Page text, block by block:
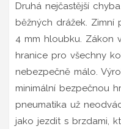
Druhá nejčastější
běžných drážek. Zimní
4 mm hloubku. Zákon
hranice pro všechny
nebezpečně málo.
minimální bezpečnou
pneumatika už
jako jezdit s brzdami,